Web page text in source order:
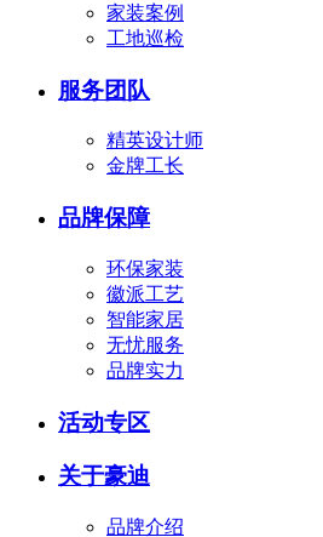
家装案例
工地巡检
服务团队
精英设计师
金牌工长
品牌保障
环保家装
徽派工艺
智能家居
无忧服务
品牌实力
活动专区
关于豪迪
品牌介绍